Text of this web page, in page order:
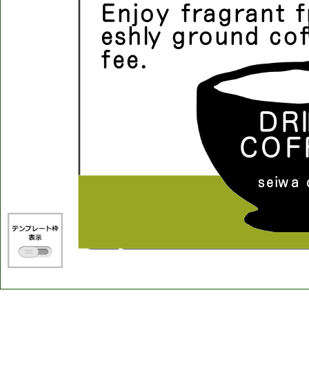
D R
CO F
seiw a
Enjoy frag ra nt f
es h ly g round cof
fee.